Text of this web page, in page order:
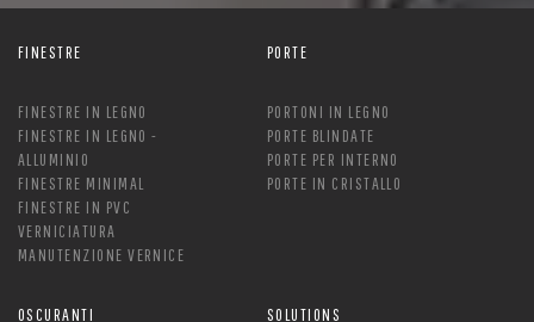
FINESTRE
FINESTRE IN LEGNO
FINESTRE IN LEGNO -
ALLUMINIO
FINESTRE MINIMAL
FINESTRE IN PVC
VERNICIATURA
MANUTENZIONE VERNICE
PORTE
PORTONI IN LEGNO
PORTE BLINDATE
PORTE PER INTERNO
PORTE IN CRISTALLO
OSCURANTI SOLUTIONS